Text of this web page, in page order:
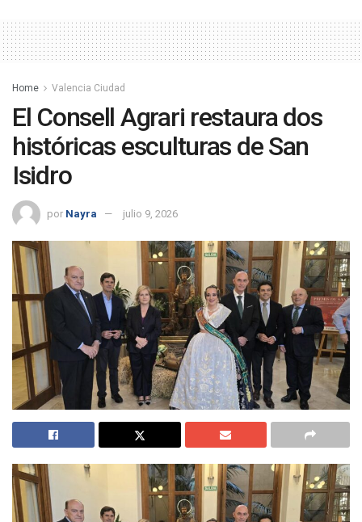
Home Valencia Ciudad
El Consell Agrari restaura dos
históricas esculturas de San
Isidro
por Nayra julio 9, 2026